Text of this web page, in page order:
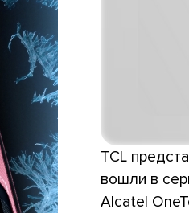
TCL
вошли в
Alcatel